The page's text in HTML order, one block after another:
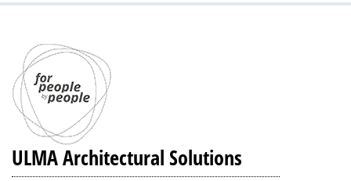
ULMA Architectural Solutions